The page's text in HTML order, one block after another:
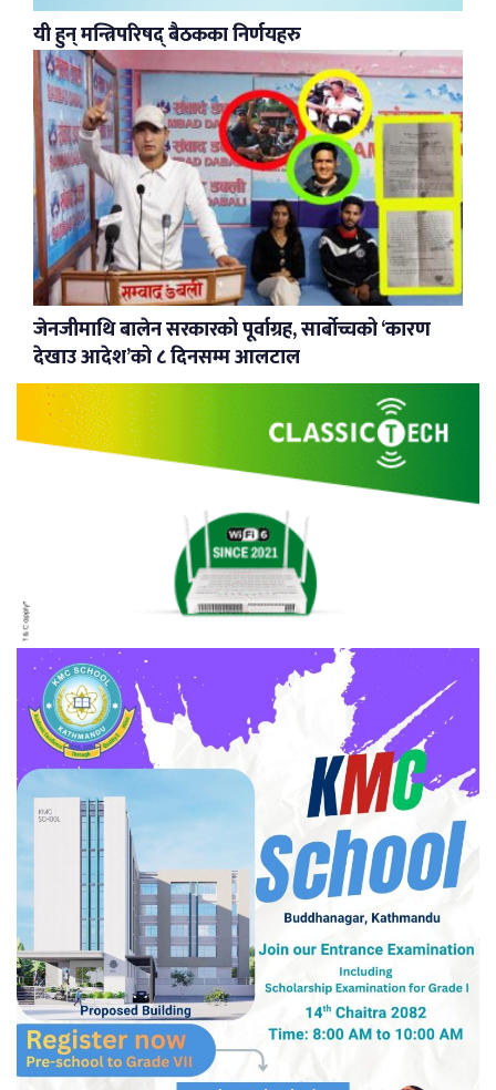
यी हुन् मन्त्रिपरिषद् बैठकका निर्णयहरु
जेनजीमाथि बालेन सरकारको पूर्वाग्रह, सार्बोच्चको ‘कारण
देखाउ आदेश’को ८ दिनसम्म आलटाल